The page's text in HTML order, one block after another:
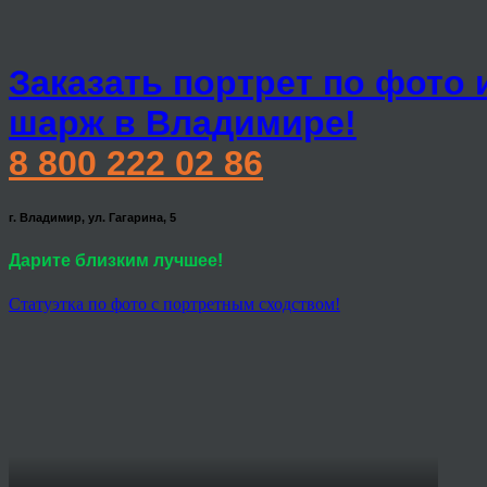
Заказать портрет по фото
шарж в Владимире!
8 800 222 02 86
г. Владимир, ул. Гагарина, 5
Дарите близким лучшее!
Статуэтка по фото с портретным сходством!